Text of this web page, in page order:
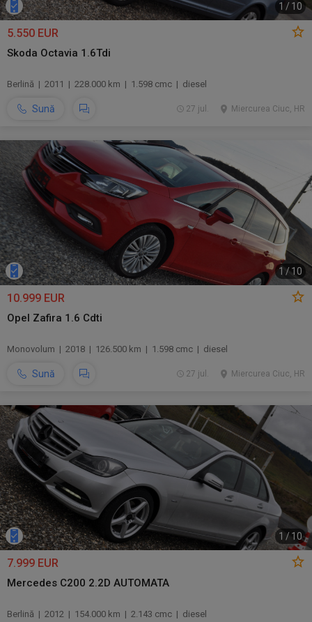
1 / 10
5.550 EUR
Skoda Octavia 1.6Tdi
Berlină | 2011 | 228.000 km | 1.598 cmc | diesel
Sună Miercurea Ciuc, HR
27 jul.
1 /10
10.999 EUR
Opel Zafira 1.6 Cdti
Monovolum | 2018 | 126.500 km | 1.598 cmc | diesel
Sună Miercurea Ciuc, HR
27 jul.
1 / 10
7.999 EUR
Mercedes C200 2.2D AUTOMATA
Berlină | 2012 | 154.000 km | 2.143 cmc | diesel